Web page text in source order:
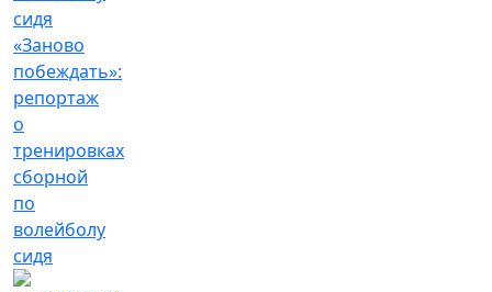
«Заново
побеждать»:
репортаж
о
тренировках
сборной
по
волейболу
сидя